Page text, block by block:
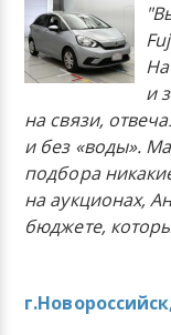
и
на связи,
и без «воды».
подбора
на аукционах,
бюджете,